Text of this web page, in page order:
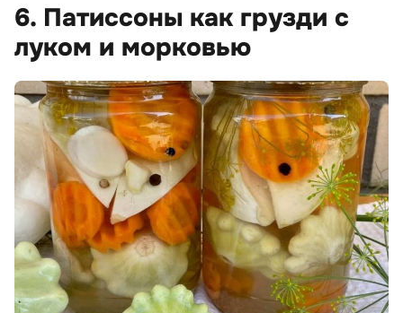
6. Патиссоны как грузди с
луком и морковью